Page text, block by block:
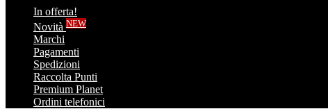
In offerta!
Novità NEW
Marchi
Pagamenti
Spedizioni
Raccolta Punti
Premium Planet
Ordini telefonici